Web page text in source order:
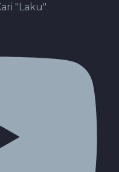
"Laku"